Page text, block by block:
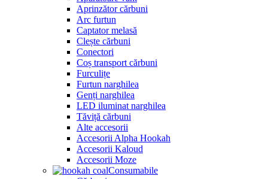
Aprinzător cărbuni
Arc furtun
Captator melasă
Clește cărbuni
Conectori
Coș transport cărbuni
Furculițe
Furtun narghilea
Genți narghilea
LED iluminat narghilea
Tăviță cărbuni
Alte accesorii
Accesorii Alpha Hookah
Accesorii Kaloud
Accesorii Moze
Consumabile